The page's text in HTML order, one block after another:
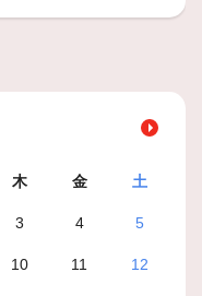
木 金 土
3 4 5
10 11 12